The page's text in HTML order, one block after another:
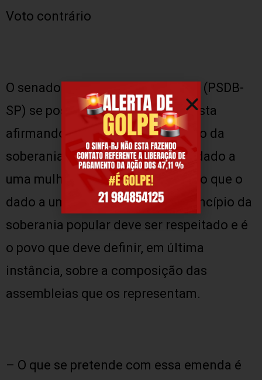
Voto contrário
O senador Aloysio Nunes Ferreira (PSDB-
SP) se posicionou contra a proposta
afirmando que ela “fere o princípio da
soberania do voto” já que o voto dado a
uma mulher terá um peso maior do que o
dado a um homem. Para ele, o princípio da
soberania popular deve ser respeitado e é
o povo que deve definir, em última
instância, sobre a composição das
assembleias que os representam.
– O que se pretende com essa emenda é